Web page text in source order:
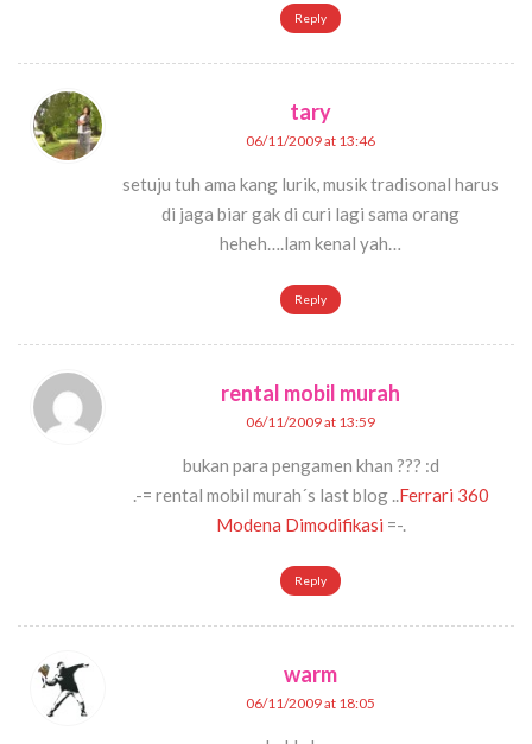
Reply
tary
06/11/2009 at 13:46
setuju tuh ama kang lurik, musik tradisonal harus
di jaga biar gak di curi lagi sama orang
heheh….lam kenal yah…
Reply
rental mobil murah
06/11/2009 at 13:59
bukan para pengamen khan ??? :d
.-= rental mobil murah´s last blog ..Ferrari 360
Modena Dimodifikasi =-.
Reply
warm
06/11/2009 at 18:05